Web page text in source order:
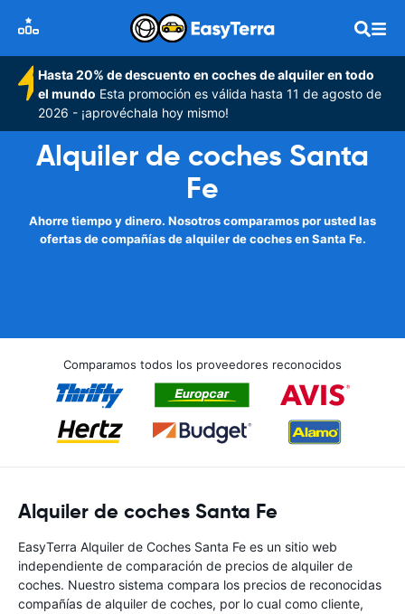
Hasta 20% de descuento en coches de alquiler en todo
el mundo Esta promoción es válida hasta 11 de agosto de
2026 - ¡aprovéchala hoy mismo!
Alquiler de coches Santa
Fe
Ahorre tiempo y dinero. Nosotros comparamos por usted las
ofertas de compañías de alquiler de coches en Santa Fe.
Comparamos todos los proveedores reconocidos
Alquiler de coches Santa Fe
EasyTerra Alquiler de Coches Santa Fe es un sitio web
independiente de comparación de precios de alquiler de
coches. Nuestro sistema compara los precios de reconocidas
compañías de alquiler de coches, por lo cual como cliente,